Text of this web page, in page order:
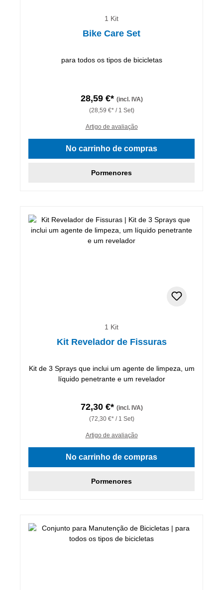
1 Kit
Bike Care Set
para todos os tipos de bicicletas
28,59 €* (incl. IVA)
(28,59 €* / 1 Set)
Artigo de avaliação
No carrinho de compras
Pormenores
1 Kit
Kit Revelador de Fissuras
Kit de 3 Sprays que inclui um agente de limpeza, um
líquido penetrante e um revelador
72,30 €* (incl. IVA)
(72,30 €* / 1 Set)
Artigo de avaliação
No carrinho de compras
Pormenores